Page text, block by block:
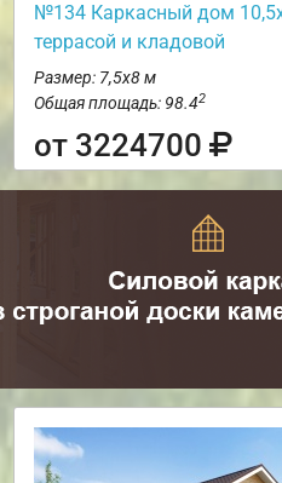
№134 Каркасный дом
террасой и кладовой
Размер: 7,5х8 м
Общая площадь: 98.42
от 3224700